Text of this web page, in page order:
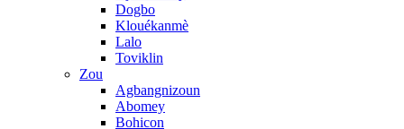
Dogbo
Klouékanmè
Lalo
Toviklin
Zou
Agbangnizoun
Abomey
Bohicon